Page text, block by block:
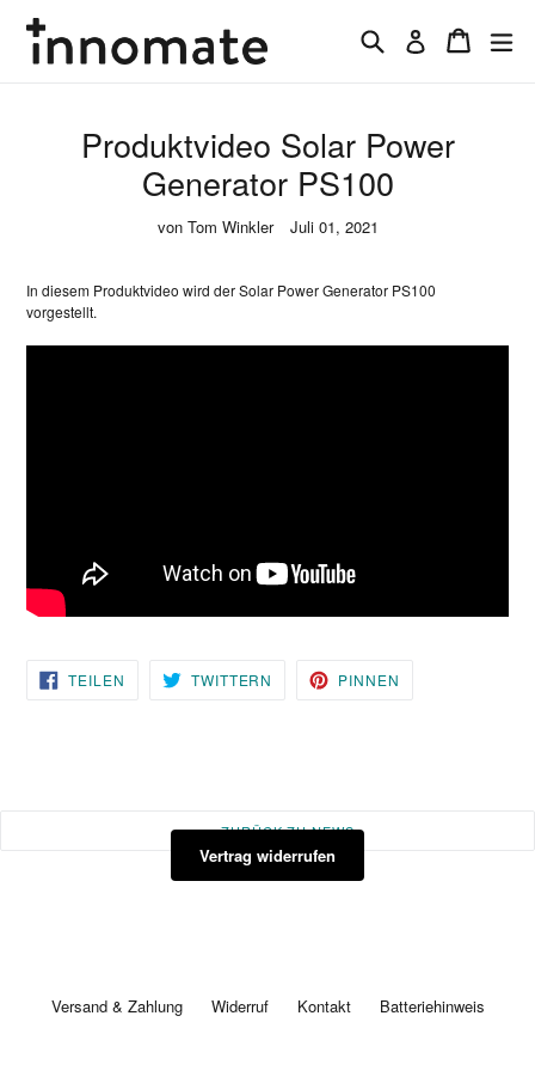
zum
Suchen Einloggen
Produktvideo Solar Power
Generator PS100
von Tom Winkler Juli 01, 2021
In diesem Produktvideo wird der Solar Power Generator PS100
vorgestellt.
TEILEN
FACEBOOK
TWITTERN
TWITTER
PINNEN
ZURÜCK ZU NEWS
Vertrag widerrufen
Versand & Zahlung Widerruf Kontakt Batteriehinweis